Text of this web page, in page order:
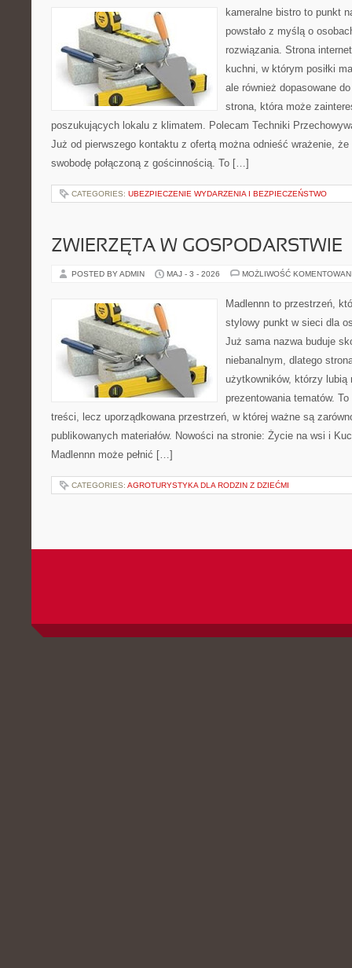
kameralne bistro to punkt
powstało z myślą o
rozwiązania. Strona
kuchni, w którym posiłki
ale również dopasowane
strona, która może
poszukujących lokalu z klimatem. Polecam Techniki
Już od pierwszego kontaktu z ofertą można odnieść wrażenie,
swobodę połączoną z gościnnością. To […]
CATEGORIES: UBEZPIECZENIE WYDARZENIA I BEZPIECZEŃSTWO
ZWIERZĘTA W GOSPODARSTWIE
POSTED BY ADMIN MAJ - 3 - 2026 MOŻLIWOŚĆ
Madlennn to przestrzeń,
stylowy punkt w sieci dla
Już sama nazwa buduje
niebanalnym, dlatego
użytkowników, którzy lubią
prezentowania tematów.
treści, lecz uporządkowana przestrzeń, w której ważne są
publikowanych materiałów. Nowości na stronie: Życie na wsi i
Madlennn może pełnić […]
CATEGORIES: AGROTURYSTYKA DLA RODZIN Z DZIEĆMI